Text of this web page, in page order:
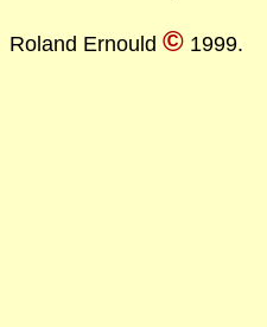
Roland Ernould © 1999.